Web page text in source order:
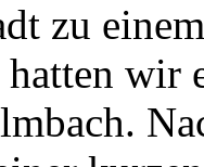
zu
hatten